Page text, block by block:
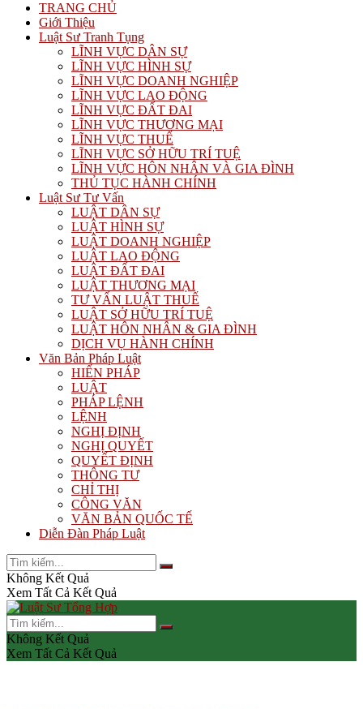
TRANG CHỦ
Giới Thiệu
Luật Sư Tranh Tụng
LĨNH VỰC DÂN SỰ
LĨNH VỰC HÌNH SỰ
LĨNH VỰC DOANH NGHIỆP
LĨNH VỰC LAO ĐỘNG
LĨNH VỰC ĐẤT ĐAI
LĨNH VỰC THƯƠNG MẠI
LĨNH VỰC THUẾ
LĨNH VỰC SỞ HỮU TRÍ TUỆ
LĨNH VỰC HÔN NHÂN VÀ GIA ĐÌNH
THỦ TỤC HÀNH CHÍNH
Luật Sư Tư Vấn
LUẬT DÂN SỰ
LUẬT HÌNH SỰ
LUẬT DOANH NGHIỆP
LUẬT LAO ĐỘNG
LUẬT ĐẤT ĐAI
LUẬT THƯƠNG MẠI
TƯ VẤN LUẬT THUẾ
LUẬT SỞ HỮU TRÍ TUỆ
LUẬT HÔN NHÂN & GIA ĐÌNH
DỊCH VỤ HÀNH CHÍNH
Văn Bản Pháp Luật
HIẾN PHÁP
LUẬT
PHÁP LỆNH
LỆNH
NGHỊ ĐỊNH
NGHỊ QUYẾT
QUYẾT ĐỊNH
THÔNG TƯ
CHỈ THỊ
CÔNG VĂN
VĂN BẢN QUỐC TẾ
Diễn Đàn Pháp Luật
Không Kết Quả
Xem Tất Cả Kết Quả
Không Kết Quả
Xem Tất Cả Kết Quả